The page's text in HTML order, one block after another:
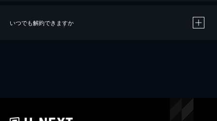
いつでも解約できますか